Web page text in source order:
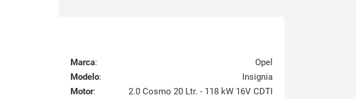
Marca:
Opel
Modelo:
Insignia
Motor: 2.0 Cosmo 20 Ltr. - 118 kW 16V CDTI